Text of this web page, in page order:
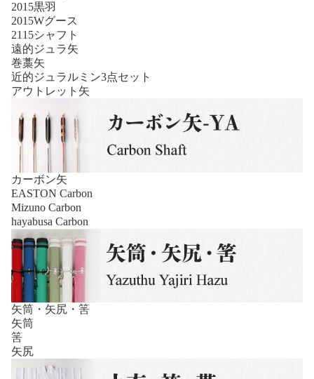
2015黒羽
2015Wグース
2115シャフト
遠的ジュラ矢
巻藁矢
近的ジュラルミン3点セット
アウトレット矢
カーボン矢
EASTON Carbon
Mizuno Carbon
hayabusa Carbon
矢筒・矢尻・筈
矢筒
筈
矢尻